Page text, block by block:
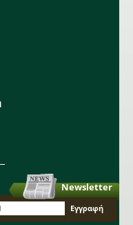
Newsletter